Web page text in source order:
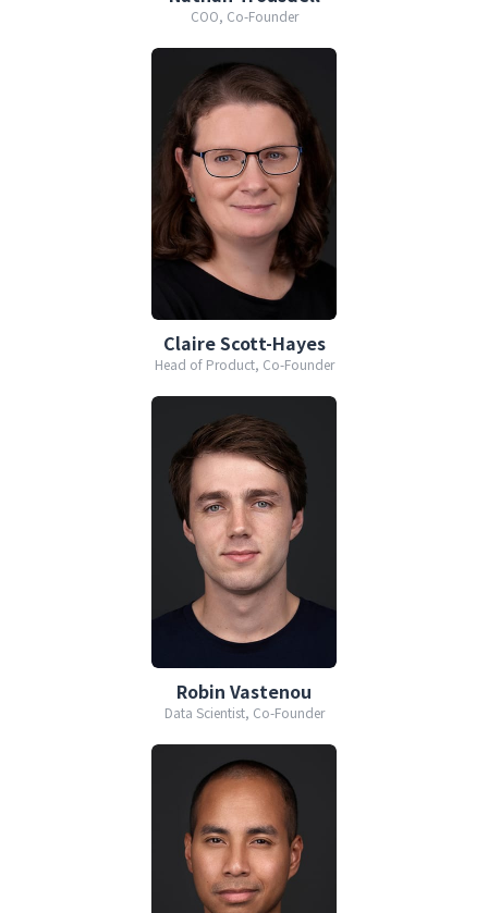
COO, Co-Founder
Claire Scott-Hayes
Head of Product, Co-Founder
Robin Vastenou
Data Scientist, Co-Founder